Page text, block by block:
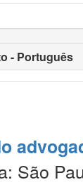
- Português
São